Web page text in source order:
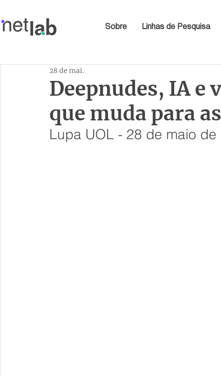
Sobre Linhas de Pesquisa
Deepnudes, IA
que muda para
28 de mai.
Lupa UOL - 28 de maio de